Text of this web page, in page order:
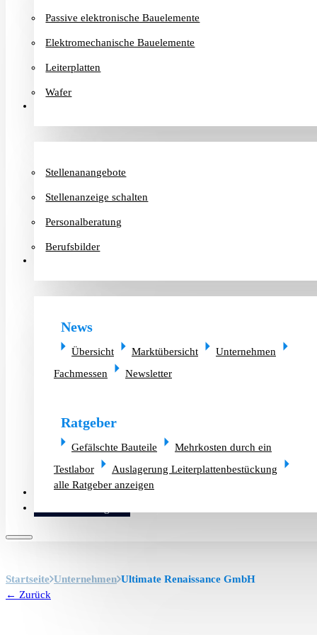
Passive elektronische Bauelemente
Elektromechanische Bauelemente
Leiterplatten
Wafer
Stellenanangebote
Stellenanzeige schalten
Personalberatung
Berufsbilder
News
Übersicht Marktübersicht
Unternehmen
Fachmessen
Newsletter
Ratgeber
Gefälschte Bauteile
Mehrkosten durch ein
Testlabor
Auslagerung Leiterplattenbestückung
alle Ratgeber anzeigen
Altlager verkaufen
Startseite Unternehmen Ultimate Renaissance GmbH
← Zurück